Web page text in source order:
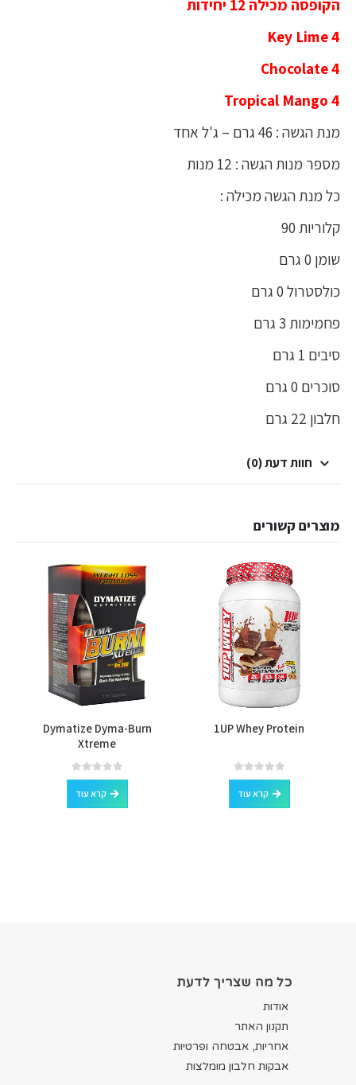
הקופסה מכילה 12 יחידות
4 Key Lime
4 Chocolate
4 Tropical Mango
מנת הגשה : 46 גרם – ג'ל אחד
מספר מנות הגשה : 12 מנות
כל מנת הגשה מכילה :
קלוריות 90
שומן 0 גרם
כולסטרול 0 גרם
פחמימות 3 גרם
סיבים 1 גרם
סוכרים 0 גרם
חלבון 22 גרם
חוות דעת (0)
מוצרים קשורים
1UP Whey Protein
0
out of 5
קרא עוד
Dymatize Dyma-Burn
Xtreme
0
out of 5
קרא עוד
כל מה שצריך לדעת
אודות
תקנון האתר
אחריות, אבטחה ופרטיות
אבקות חלבון מומלצות